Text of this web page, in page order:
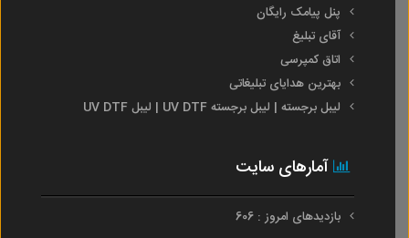
پنل پیامک رایگان
آقای تبلیغ
اتاق کمپرسی
بهترین هدایای تبلیغاتی
لیبل برجسته | لیبل برجسته UV DTF | لیبل UV DTF
آمارهای سایت
بازدیدهای امروز : 606